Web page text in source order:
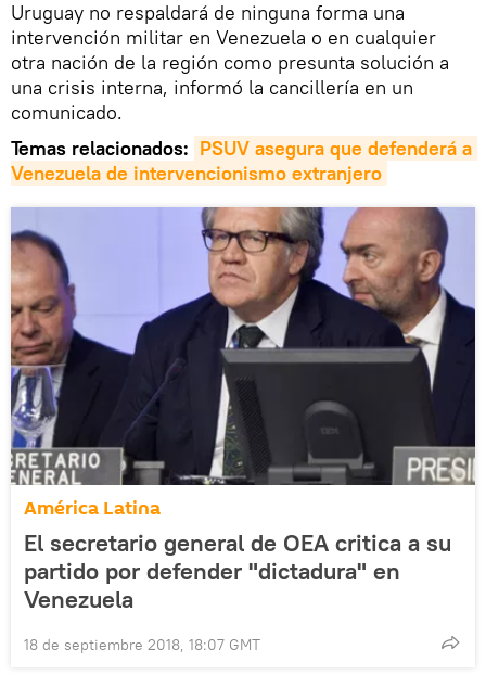
Uruguay no respaldará de ninguna forma una
intervención militar en Venezuela o en cualquier
otra nación de la región como presunta solución a
una crisis interna, informó la cancillería en un
comunicado.
Temas relacionados: PSUV asegura que defenderá a
Venezuela de intervencionismo extranjero
América Latina
El secretario general de OEA critica a su
partido por defender "dictadura" en
Venezuela
18 de septiembre 2018, 18:07 GMT